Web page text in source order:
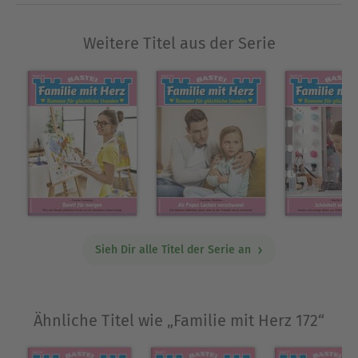
Weitere Titel aus der Serie
Sieh Dir alle Titel der Serie an
Ähnliche Titel wie „Familie mit Herz 172“